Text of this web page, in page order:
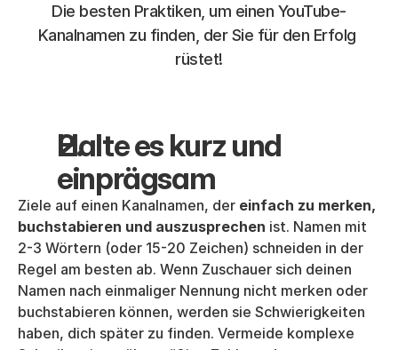
Die besten Praktiken, um einen YouTube-
Kanalnamen zu finden, der Sie für den Erfolg
rüstet!
Halte es kurz und
einprägsam
Ziele auf einen Kanalnamen, der einfach zu merken,
buchstabieren und auszusprechen ist. Namen mit
2-3 Wörtern (oder 15-20 Zeichen) schneiden in der
Regel am besten ab. Wenn Zuschauer sich deinen
Namen nach einmaliger Nennung nicht merken oder
buchstabieren können, werden sie Schwierigkeiten
haben, dich später zu finden. Vermeide komplexe